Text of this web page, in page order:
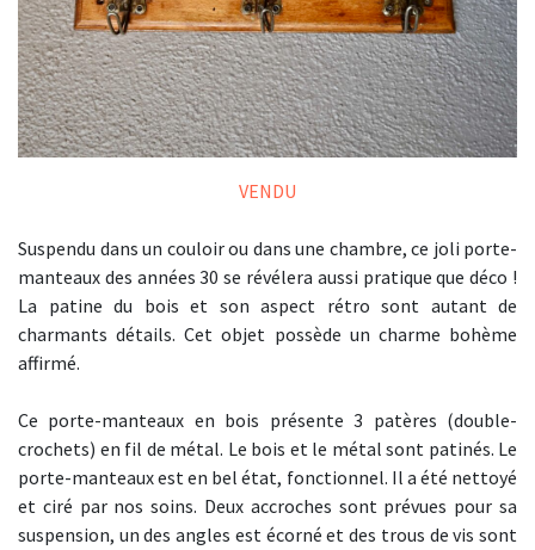
VENDU
Suspendu dans un couloir ou dans une chambre, ce joli porte-
manteaux des années 30 se révélera aussi pratique que déco !
La patine du bois et son aspect rétro sont autant de
charmants détails. Cet objet possède un charme bohème
affirmé.
Ce porte-manteaux en bois présente 3 patères (double-
crochets) en fil de métal. Le bois et le métal sont patinés. Le
porte-manteaux est en bel état, fonctionnel. Il a été nettoyé
et ciré par nos soins. Deux accroches sont prévues pour sa
suspension, un des angles est écorné et des trous de vis sont